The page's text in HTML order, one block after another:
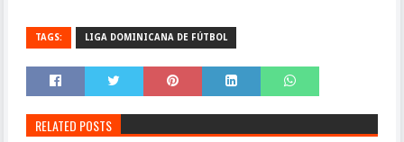
TAGS: LIGA DOMINICANA DE FÚTBOL
RELATED POSTS